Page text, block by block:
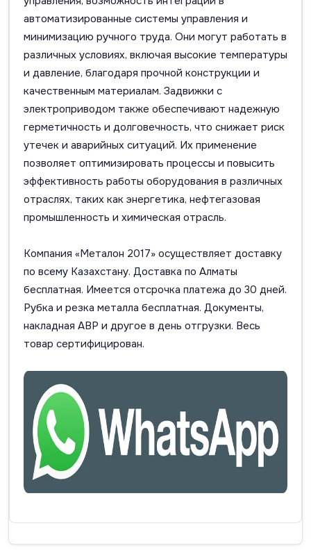
автоматизированные системы управления и
минимизацию ручного труда. Они могут работать в
различных условиях, включая высокие температуры
и давление, благодаря прочной конструкции и
качественным материалам. Задвижки с
электроприводом также обеспечивают надежную
герметичность и долговечность, что снижает риск
утечек и аварийных ситуаций. Их применение
позволяет оптимизировать процессы и повысить
эффективность работы оборудования в различных
отраслях, таких как энергетика, нефтегазовая
промышленность и химическая отрасль.
Компания «Металон 2017» осуществляет доставку
по всему Казахстану. Доставка по Алматы
бесплатная. Имеется отсрочка платежа до 30 дней.
Рубка и резка металла бесплатная. Документы,
накладная АВР и другое в день отгрузки. Весь
товар сертифицирован.